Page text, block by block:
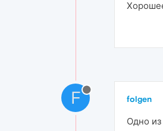
F folgen
Одно